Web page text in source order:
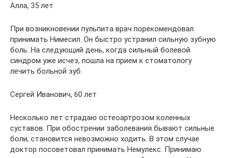
Алла, 35 лет
При возникновении пульпита врач порекомендовал
принимать Нимесил. Он быстро устранил сильную зубную
боль. На следующий день, когда сильный болевой
синдром уже исчез, пошла на прием к стоматологу
лечить больной зуб.
Сергей Иванович, 60 лет
Несколько лет страдаю остеоартрозом коленных
суставов. При обострении заболевания бывают сильные
боли, становится невозможно ходить. В этом случае
доктор посоветовал принимать Немулекс. Принимаю